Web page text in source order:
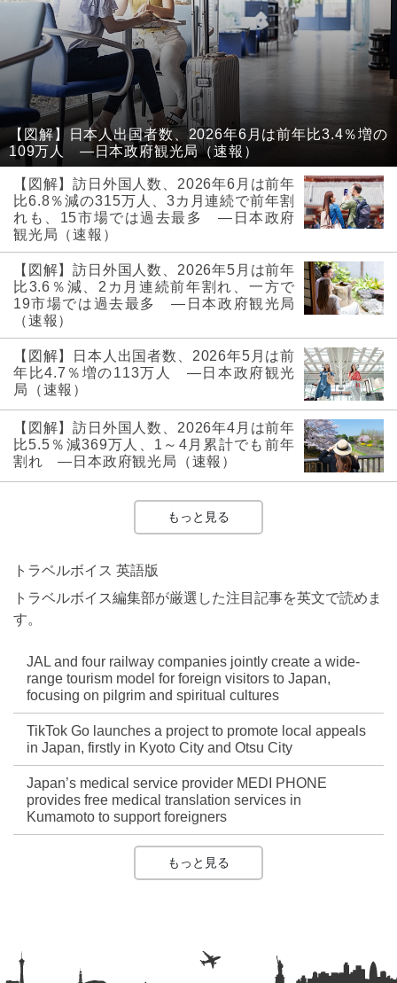
【図解】日本人出国者数、2026年6月は前年比3.4％増の
109万人 ―日本政府観光局（速報）
【図解】訪日外国人数、2026年6月は前年
比6.8％減の315万人、3カ月連続で前年割
れも、15市場では過去最多 ―日本政府
観光局（速報）
【図解】訪日外国人数、2026年5月は前年
比3.6％減、2カ月連続前年割れ、一方で
19市場では過去最多 ―日本政府観光局
（速報）
【図解】日本人出国者数、2026年5月は前
年比4.7％増の113万人 ―日本政府観光
局（速報）
【図解】訪日外国人数、2026年4月は前年
比5.5％減369万人、1～4月累計でも前年
割れ ―日本政府観光局（速報）
もっと見る
トラベルボイス 英語版
トラベルボイス編集部が厳選した注目記事を英文で読めま
す。
JAL and four railway companies jointly create a wide-
range tourism model for foreign visitors to Japan,
focusing on pilgrim and spiritual cultures
TikTok Go launches a project to promote local appeals
in Japan, firstly in Kyoto City and Otsu City
Japan’s medical service provider MEDI PHONE
provides free medical translation services in
Kumamoto to support foreigners
もっと見る